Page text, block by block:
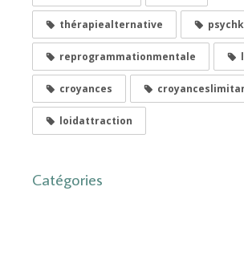
thérapiealternative psychk
reprogrammationmentale
croyances
loidattraction
Catégories